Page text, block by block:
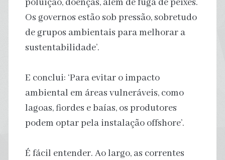
poluição, doenças, além de fuga de peixes.
Os governos estão sob pressão, sobretudo
de grupos ambientais para melhorar a
sustentabilidade’.
E conclui: ‘Para evitar o impacto
ambiental em áreas vulneráveis, como
lagoas, fiordes e baías, os produtores
podem optar pela instalação offshore’.
É fácil entender. Ao largo, as correntes